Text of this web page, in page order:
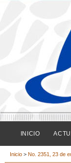
INICIO
Inicio > No. 2351, 23 de